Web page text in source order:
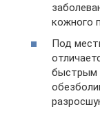
кожного
Под
быстрым